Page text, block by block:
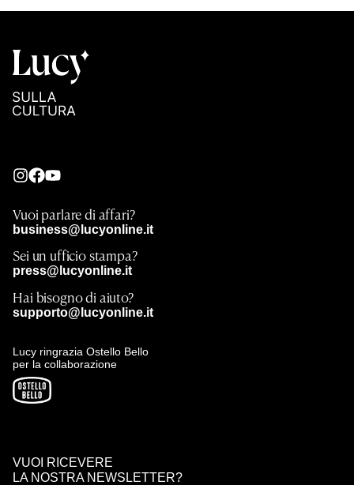
Vuoi parlare di affari?
business@lucyonline.it
Sei un ufficio stampa?
press@lucyonline.it
Hai bisogno di aiuto?
supporto@lucyonline.it
Lucy ringrazia Ostello Bello
per la collaborazione
VUOI RICEVERE
LA NOSTRA NEWSLETTER?